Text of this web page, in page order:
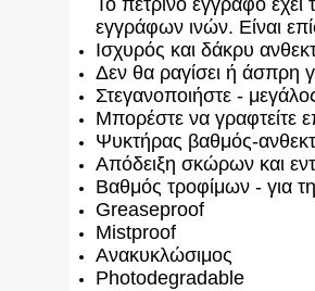
Το πέτρινο έγγραφο έχει
εγγράφων ινών. Είναι
Ισχυρός και δάκρυ
Δεν θα ραγίσει ή άσπρη
Στεγανοποιήστε -
Μπορέστε να γραφτείτε
Ψυκτήρας βαθμός-
Απόδειξη σκώρων και
Βαθμός τροφίμων - για
Greaseproof
Mistproof
Ανακυκλώσιμος
Photodegradable